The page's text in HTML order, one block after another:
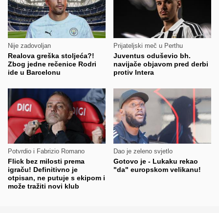
Nije zadovoljan
Realova greška stoljeća?!
Zbog jedne rečenice Rodri
ide u Barcelonu
Prijateljski meč u Perthu
Juventus oduševio bh.
navijače objavom pred derbi
protiv Intera
Potvrdio i Fabrizio Romano
Flick bez milosti prema
igraču! Definitivno je
otpisan, ne putuje s ekipom i
može tražiti novi klub
Dao je zeleno svjetlo
Gotovo je - Lukaku rekao
"da" europskom velikanu!